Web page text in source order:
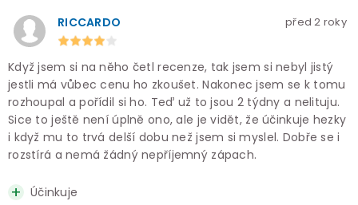
RICCARDO před 2 roky
Když jsem si na něho četl recenze, tak jsem si nebyl jistý
jestli má vůbec cenu ho zkoušet. Nakonec jsem se k tomu
rozhoupal a pořídil si ho. Teď už to jsou 2 týdny a nelituju.
Sice to ještě není úplně ono, ale je vidět, že účinkuje hezky
i když mu to trvá delší dobu než jsem si myslel. Dobře se i
rozstírá a nemá žádný nepříjemný zápach.
Účinkuje